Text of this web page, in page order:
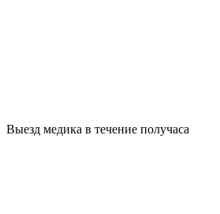
Выезд медика в течение получаса